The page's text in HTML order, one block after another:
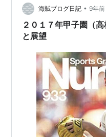
れて流れを失った。 米子
野球ができるのは幸せ
海賊ブログ日記 • 9年前
２０１７年甲子園（
と展望